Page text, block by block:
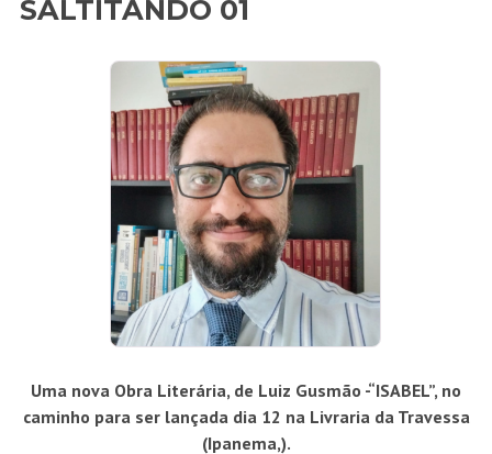
SALTITANDO 01
Uma nova Obra Literária, de Luiz Gusmão -“ISABEL”, no
caminho para ser lançada dia 12 na Livraria da Travessa
(Ipanema,).